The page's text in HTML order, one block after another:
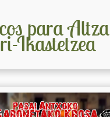
para Altza
Ikastetzea